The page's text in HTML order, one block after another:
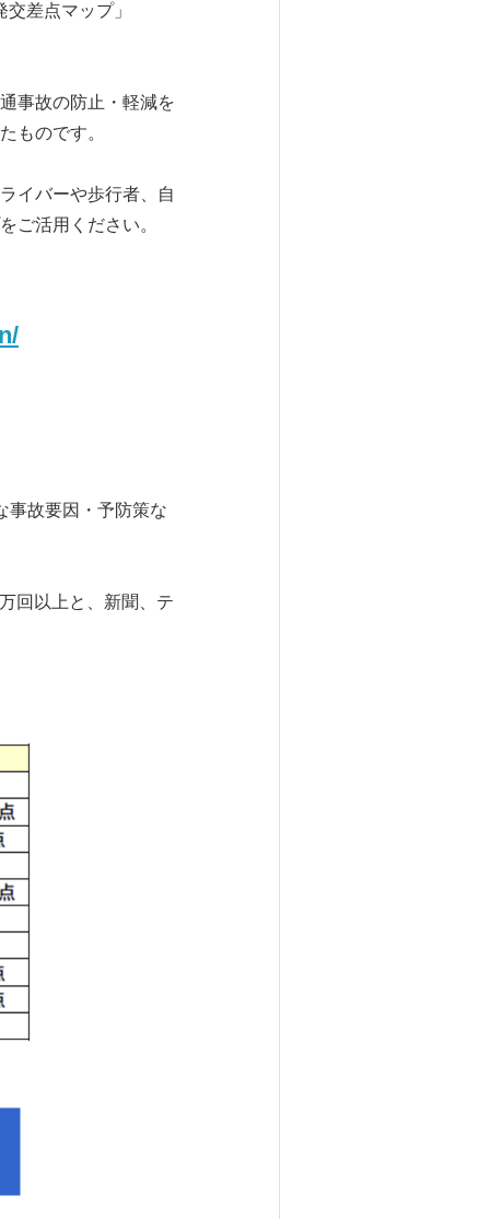
差点マップ」
事故の防止・軽減を
ものです。
イバーや歩行者、自
ご活用ください。
事故要因・予防策な
回以上と、新聞、テ